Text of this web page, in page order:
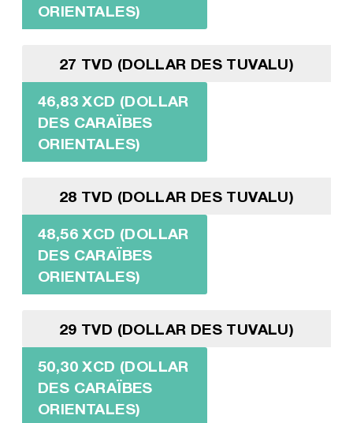
ORIENTALES)
27 TVD (DOLLAR DES TUVALU)
46,83 XCD (DOLLAR
DES CARAÏBES
ORIENTALES)
28 TVD (DOLLAR DES TUVALU)
48,56 XCD (DOLLAR
DES CARAÏBES
ORIENTALES)
29 TVD (DOLLAR DES TUVALU)
50,30 XCD (DOLLAR
DES CARAÏBES
ORIENTALES)